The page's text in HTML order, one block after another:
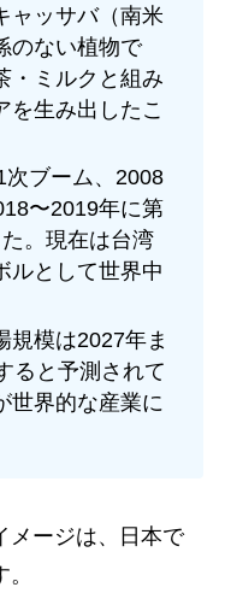
ャッサバ（南米
のない植物で
・ミルクと組み
を生み出したこ
次ブーム、2008
〜2019年に第
。現在は台湾
ルとして世界中
規模は2027年ま
ると予測されて
世界的な産業に
メージは、日本で